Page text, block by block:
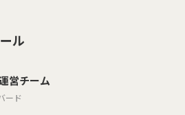
ル
営チーム
ード